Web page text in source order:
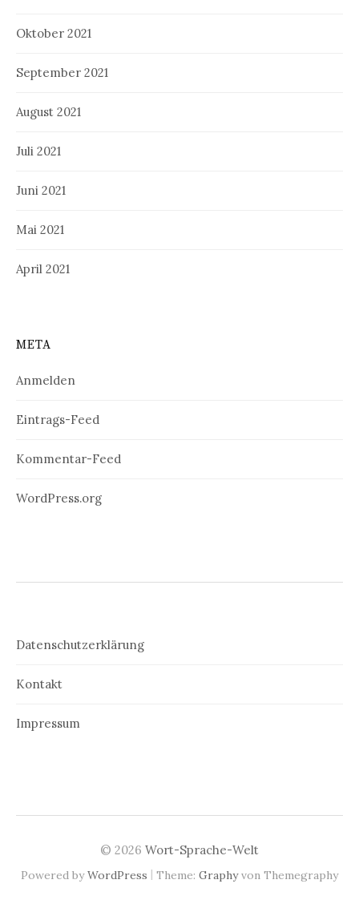
Oktober 2021
September 2021
August 2021
Juli 2021
Juni 2021
Mai 2021
April 2021
META
Anmelden
Eintrags-Feed
Kommentar-Feed
WordPress.org
Datenschutzerklärung
Kontakt
Impressum
© 2026 Wort-Sprache-Welt
Powered byWordPress | Theme: Graphyvon Themegraphy